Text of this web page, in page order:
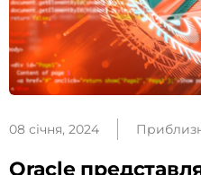
08 січня, 2024
Oracle